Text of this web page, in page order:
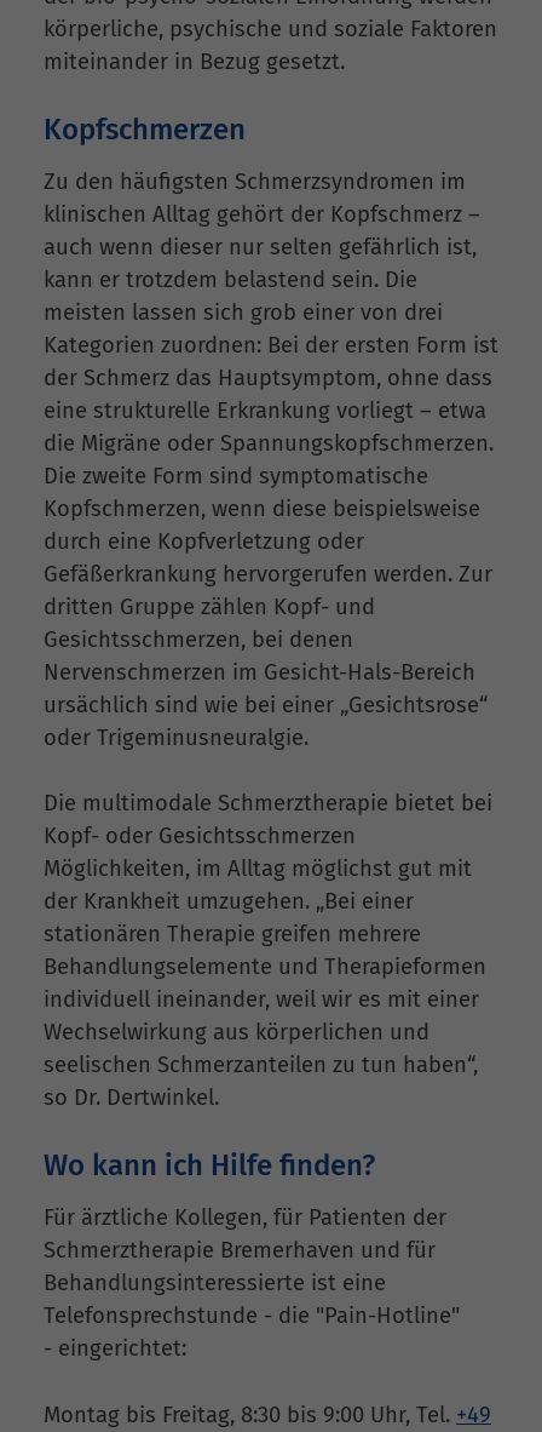
körperliche, psychische und soziale Faktoren
miteinander in Bezug gesetzt.
Kopfschmerzen
Zu den häufigsten Schmerzsyndromen im
klinischen Alltag gehört der Kopfschmerz –
auch wenn dieser nur selten gefährlich ist,
kann er trotzdem belastend sein. Die
meisten lassen sich grob einer von drei
Kategorien zuordnen: Bei der ersten Form ist
der Schmerz das Hauptsymptom, ohne dass
eine strukturelle Erkrankung vorliegt – etwa
die Migräne oder Spannungskopfschmerzen.
Die zweite Form sind symptomatische
Kopfschmerzen, wenn diese beispielsweise
durch eine Kopfverletzung oder
Gefäßerkrankung hervorgerufen werden. Zur
dritten Gruppe zählen Kopf- und
Gesichtsschmerzen, bei denen
Nervenschmerzen im Gesicht-Hals-Bereich
ursächlich sind wie bei einer „Gesichtsrose“
oder Trigeminusneuralgie.
Die multimodale Schmerztherapie bietet bei
Kopf- oder Gesichtsschmerzen
Möglichkeiten, im Alltag möglichst gut mit
der Krankheit umzugehen. „Bei einer
stationären Therapie greifen mehrere
Behandlungselemente und Therapieformen
individuell ineinander, weil wir es mit einer
Wechselwirkung aus körperlichen und
seelischen Schmerzanteilen zu tun haben“,
so Dr. Dertwinkel.
Wo kann ich Hilfe finden?
Für ärztliche Kollegen, für Patienten der
Schmerztherapie Bremerhaven und für
Behandlungsinteressierte ist eine
Telefonsprechstunde - die "Pain-Hotline"
- eingerichtet:
Montag bis Freitag, 8:30 bis 9:00 Uhr, Tel. +49